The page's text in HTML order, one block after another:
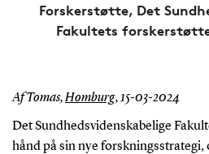
Forskerstøtte, Det
Fakultets
Af Tomas,Homburg,15-03-2024
Det Sundhedsvidenskabelige
hånd på sin nye forskningsstrategi,